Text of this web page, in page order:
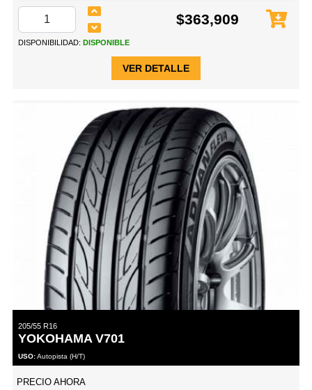
$363,909
DISPONIBILIDAD: DISPONIBLE
VER DETALLE
205/55 R16
YOKOHAMA V701
USO:Autopista (H/T)
PRECIO AHORA